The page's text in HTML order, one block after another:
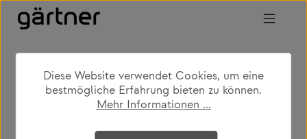
Zum Hauptinhalt springen
shop produkte outdoor sonnenschirme
Bildergalerie überspringen
Diese Website verwendet Cookies, um eine
bestmögliche Erfahrung bieten zu können.
Mehr Informationen ...